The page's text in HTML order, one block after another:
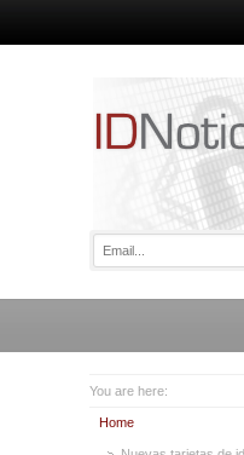
You are here:
Home